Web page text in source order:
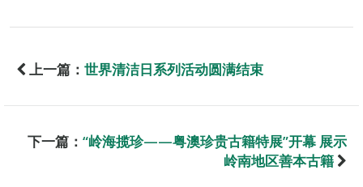
上一篇： 世界清洁日系列活动圆满结束
下一篇： “岭海揽珍——粤澳珍贵古籍特展”开幕 展示
岭南地区善本古籍